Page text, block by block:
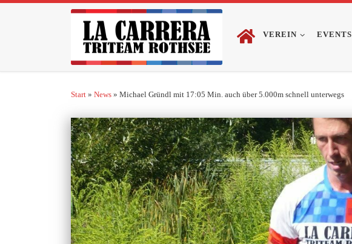
Zum Inhalt springen
VEREIN EVENTS
Start » News » Michael Gründl mit 17:05 Min. auch über 5.000m schnell unterwegs